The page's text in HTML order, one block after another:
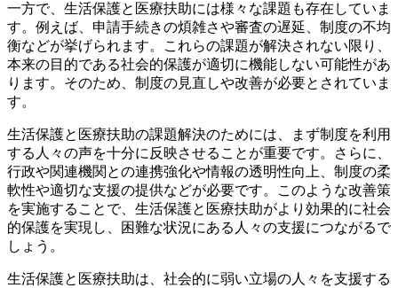
一方で、生活保護と医療扶助には様々な課題も存在していま
す。例えば、申請手続きの煩雑さや審査の遅延、制度の不均
衡などが挙げられます。これらの課題が解決されない限り、
本来の目的である社会的保護が適切に機能しない可能性があ
ります。そのため、制度の見直しや改善が必要とされていま
す。
生活保護と医療扶助の課題解決のためには、まず制度を利用
する人々の声を十分に反映させることが重要です。さらに、
行政や関連機関との連携強化や情報の透明性向上、制度の柔
軟性や適切な支援の提供などが必要です。このような改善策
を実施することで、生活保護と医療扶助がより効果的に社会
的保護を実現し、困難な状況にある人々の支援につながるで
しょう。
生活保護と医療扶助は、社会的に弱い立場の人々を支援する